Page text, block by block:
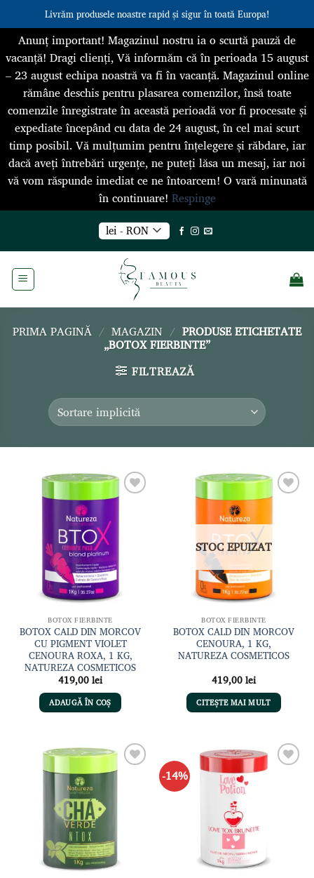
Livrăm produsele noastre rapid și sigur în toată Europa!
Anunț important! Magazinul nostru ia o scurtă pauză de
vacanță! Dragi clienți, Vă informăm că în perioada 15 august
– 23 august echipa noastră va fi în vacanță. Magazinul online
rămâne deschis pentru plasarea comenzilor, însă toate
comenzile înregistrate în această perioadă vor fi procesate și
expediate începând cu data de 24 august, în cel mai scurt
timp posibil. Vă mulțumim pentru înțelegere și răbdare, iar
dacă aveți întrebări urgențe, ne puteți lăsa un mesaj, iar noi
vă vom răspunde imediat ce ne întoarcem! O vară minunată
în continuare! Respinge
content
lei - RON
PRIMA PAGINĂ / MAGAZIN / PRODUSE ETICHETATE
„BOTOX FIERBINTE”
FILTREAZĂ
BOTOX FIERBINTE
BOTOX CALD DIN MORCOV
CU PIGMENT VIOLET
CENOURA ROXA, 1 KG,
NATUREZA COSMETICOS
419,00lei
ADAUGĂ ÎN COȘ
STOC EPUIZAT
BOTOX FIERBINTE
BOTOX CALD DIN MORCOV
CENOURA, 1 KG,
NATUREZA COSMETICOS
419,00lei
CITEȘTE MAI MULT
Adaugă -14%